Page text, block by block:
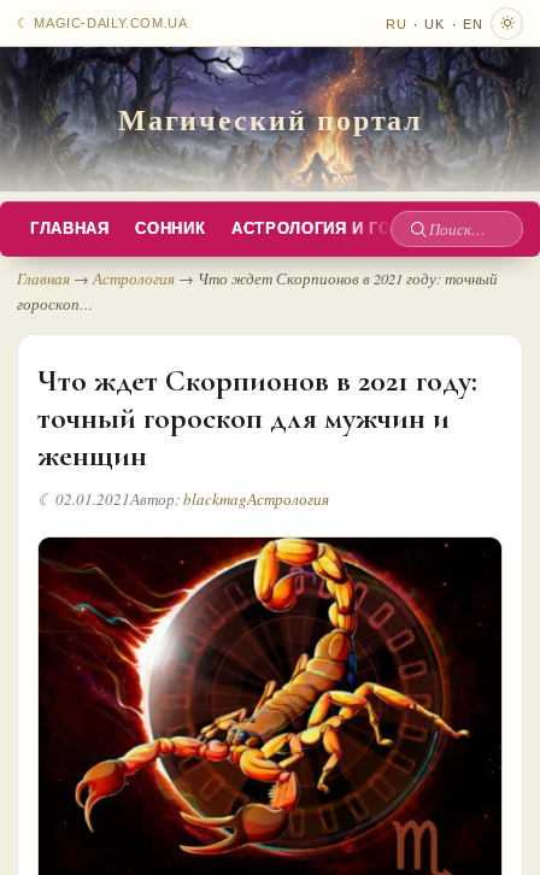
☾ MAGIC-DAILY.COM.UA RU · UK · EN
Магический портал
ГЛАВНАЯ СОННИК АСТРОЛОГИЯ И ГОРОСКОПЫ
Поиск
по
Главная → Астрология → Что ждет Скорпионов в 2021 году: точный
гороскоп…
Что ждет Скорпионов в 2021 году:
точный гороскоп для мужчин и
женщин
☾ 02.01.2021Автор:blackmagАстрология